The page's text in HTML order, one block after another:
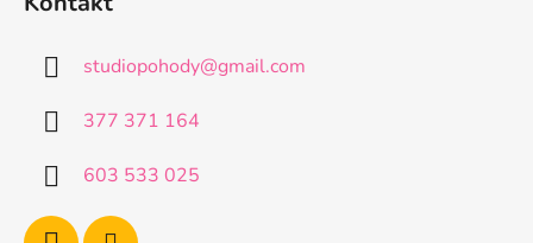
í
studiopohody@gmail.com
377 371 164
603 533 025